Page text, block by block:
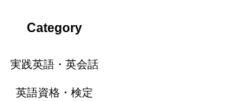
Category
実践英語・英会話
英語資格・検定